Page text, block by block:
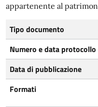
appartenente al
Tipo documento
Numero e data protocollo
Data di pubblicazione
Formati